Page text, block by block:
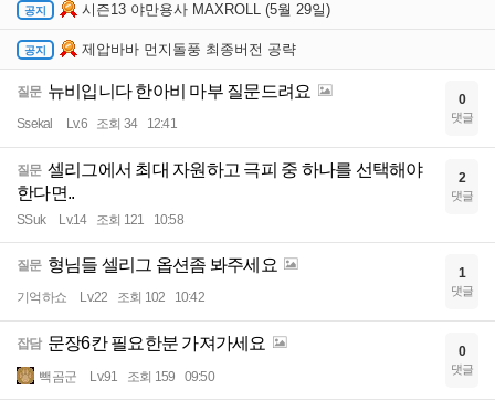
시즌13 야만용사 MAXROLL (5월 29일)
제압바바 먼지돌풍 최종버전 공략
질문 뉴비입니다 한아비 마부 질문드려요
Ssekal Lv.6 조회 34 12:41
0
댓글
질문 셀리그에서 최대 자원하고 극피 중 하나를 선택해야
한다면..
SSuk Lv.14 조회 121 10:58
2
댓글
질문 형님들 셀리그 옵션좀 봐주세요
기억하쇼 Lv.22 조회 102 10:42
1
댓글
잡담 문장6칸 필요한분 가져가세요
빽곰군 Lv.91 조회 159 09:50
0
댓글